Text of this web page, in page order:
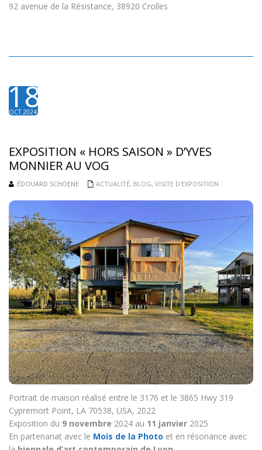
92 avenue de la Résistance, 38920 Crolles
18
OCT 2024
EXPOSITION « HORS SAISON » D’YVES
MONNIER AU VOG
ÉDOUARD SCHOENE ACTUALITÉ, BLOG, VISITE D'EXPOSITION
Portrait de maison réalisé entre le 3176 et le 3865 Hwy 319
Cypremort Point, LA 70538, USA, 2022
Exposition du 9 novembre 2024 au 11 janvier 2025
En partenariat avec le Mois de la Photo et en résonance avec